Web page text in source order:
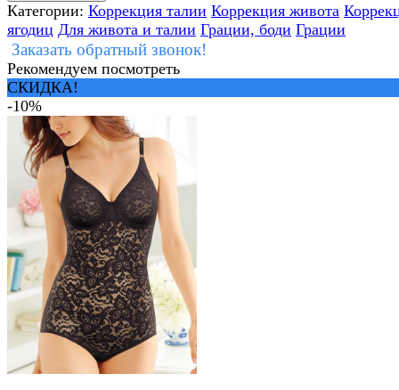
Категории: Коррекция талии Коррекция живота
ягодиц Для живота и талии Грации, боди Грации
Заказать обратный звонок!
Рекомендуем посмотреть
СКИДКА!
-10%